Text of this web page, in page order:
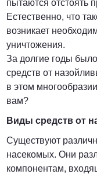
пытаются отстоять
Естественно, что
возникает
уничтожения.
За долгие годы
средств от
в этом
вам?
Виды средств от
Существуют
насекомых. Они
компонентам,